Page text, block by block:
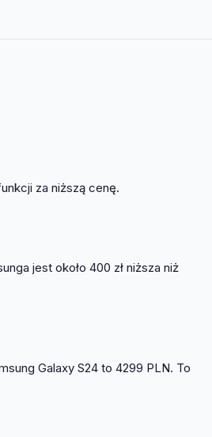
za niższą cenę.
jest około 400 zł niższa niż
Galaxy S24 to 4299 PLN. To